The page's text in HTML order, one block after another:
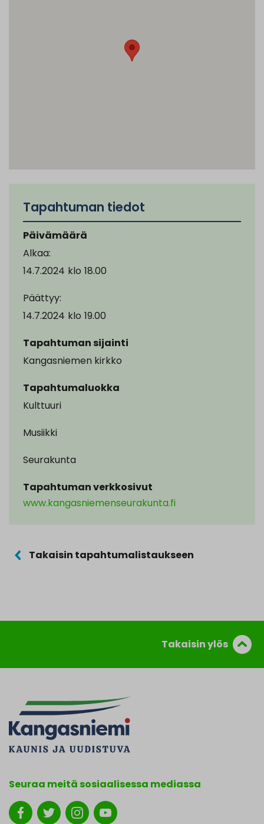
Tapahtuman tiedot
Päivämäärä
Alkaa:
14.7.2024 klo 18.00
Päättyy:
14.7.2024 klo 19.00
Tapahtuman sijainti
Kangasniemen kirkko
Tapahtumaluokka
Kulttuuri
Musiikki
Seurakunta
Tapahtuman verkkosivut
www.kangasniemenseurakunta.fi
Takaisin tapahtumalistaukseen
Takaisin ylös
Seuraa meitä sosiaalisessa mediassa